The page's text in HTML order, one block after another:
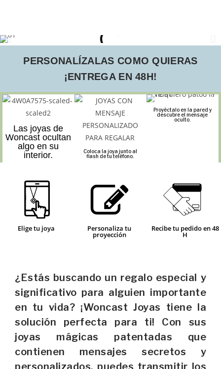
PERSONALÍZALAS COMO QUIERAS
¡ENTREGA EN 48H!
Las joyas de
Woncast ocultan
algo en su
interior.
Coloca la joya junto al
flash de tu teléfono.
Proyéctalo en la pared y
descubre el mensaje
oculto.
Elige tu joya Personaliza tu
proyección
Recibe tu pedido en 48
H
¿Estás buscando un regalo especial y
significativo para alguien importante
en tu vida? ¡Woncast Joyas tiene la
solución perfecta para ti! Con sus
joyas mágicas patentadas que
contienen mensajes secretos y
personalizados, puedes transmitir los